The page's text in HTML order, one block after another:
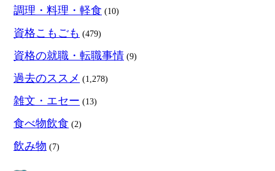
調理・料理・軽食 (10)
資格こもごも (479)
資格の就職・転職事情 (9)
過去のススメ (1,278)
雑文・エセー (13)
食べ物飲食 (2)
飲み物 (7)